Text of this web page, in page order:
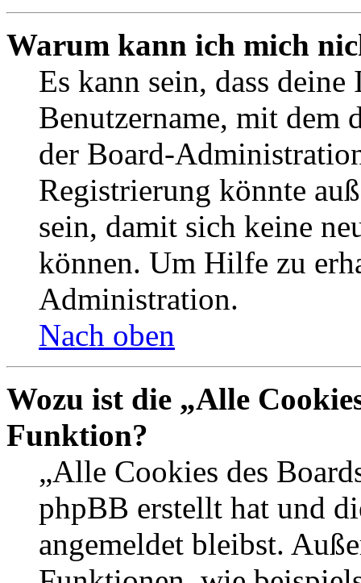
Warum kann ich mich
Es kann sein, dass
Benutzername, mit dem
der Board-
Registrierung könnte
sein, damit sich keine
können. Um Hilfe zu
Administration.
Nach oben
Wozu ist die „Alle
Funktion?
„Alle Cookies des
phpBB erstellt hat und
angemeldet bleibst.